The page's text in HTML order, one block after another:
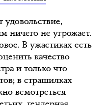
ничего не угрожает.
В ужастиках есть
качество
и только что
в страшилках
всмотреться